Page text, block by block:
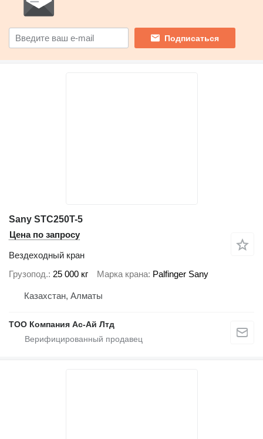
Подписаться
Sany STC250T-5
Цена по запросу
Вездеходный кран
Грузопод. 25 000 кг Марка крана Palfinger Sany
Казахстан, Алматы
ТОО Компания Ас-Ай Лтд